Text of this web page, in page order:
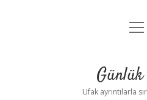
Yasal
Ufak ayrıntılarla